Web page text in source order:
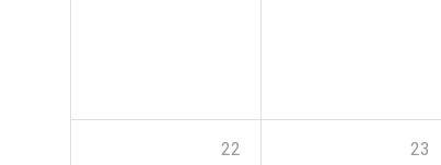
22 23